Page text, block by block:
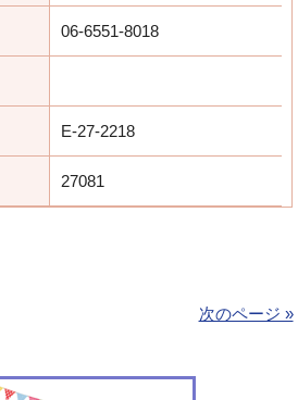
06-6551-8018
E-27-2218
27081
次のページ »